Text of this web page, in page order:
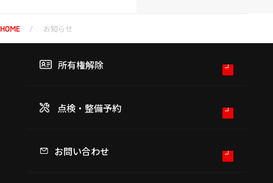
HOME お知らせ
所有権解除
点検・整備予約
お問い合わせ